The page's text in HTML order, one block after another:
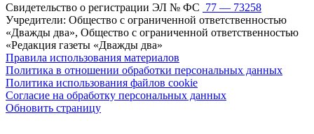
Свидетельство о регистрации ЭЛ № ФС 77 — 73258
Учредители: Общество с ограниченной ответственностью
«Дважды два», Общество с ограниченной ответственностью
«Редакция газеты «Дважды два»
Правила использования материалов
Политика в отношении обработки персональных данных
Политика использования файлов cookie
Согласие на обработку персональных данных
Обновить страницу